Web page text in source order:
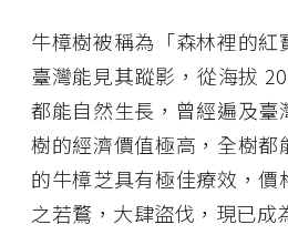
牛樟樹被稱為「森林裡的紅
臺灣能見其蹤影，從海拔
都能自然生長，曾經遍及臺
樹的經濟價值極高，全樹都
的牛樟芝具有極佳療效，價
之若鶩，大肆盜伐，現已成